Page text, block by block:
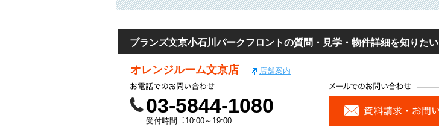
ブランズ文京小石川パークフロントの質問・見学・物件詳細を知りたい
オレンジルーム文京店 店舗案内
03-5844-1080
受付時間︓10:00～19:00